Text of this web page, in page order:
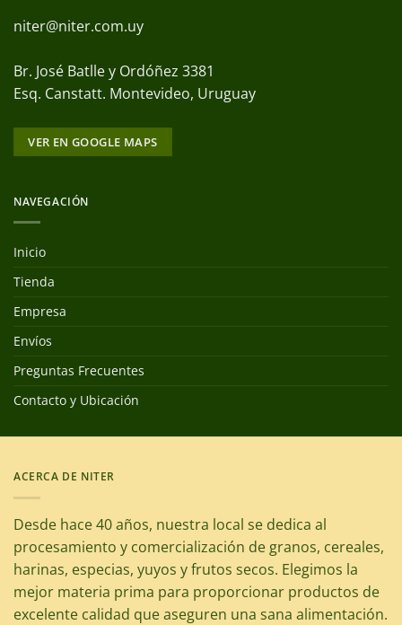
niter@niter.com.uy
Br. José Batlle y Ordóñez 3381
Esq. Canstatt. Montevideo, Uruguay
VER EN GOOGLE MAPS
NAVEGACIÓN
Inicio
Tienda
Empresa
Envíos
Preguntas Frecuentes
Contacto y Ubicación
ACERCA DE NITER
Desde hace 40 años, nuestra local se dedica al
procesamiento y comercialización de granos, cereales,
harinas, especias, yuyos y frutos secos. Elegimos la
mejor materia prima para proporcionar productos de
excelente calidad que aseguren una sana alimentación.